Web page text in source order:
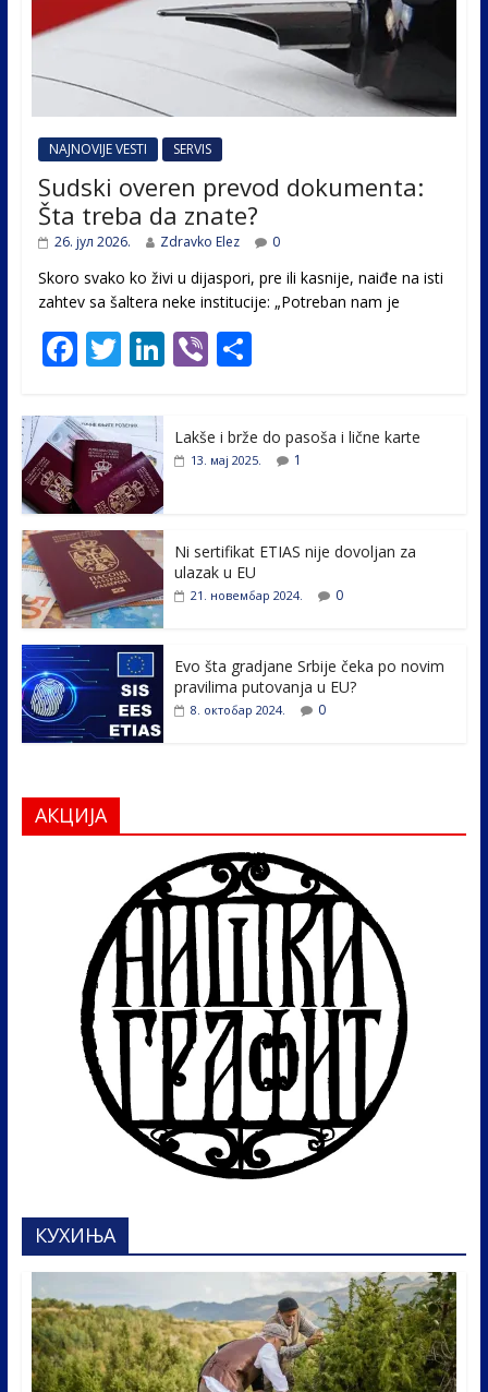
NAJNOVIJE VESTI SERVIS
Sudski overen prevod dokumenta:
Šta treba da znate?
26. јул 2026. Zdravko Elez 0
Skoro svako ko živi u dijaspori, pre ili kasnije, naiđe na isti
zahtev sa šaltera neke institucije: „Potreban nam je
F
e
b
o
o
k
T
itt
er
Li
e
Vi
er
S
ar
e
Lakše i brže do pasoša i lične karte
13. мај 2025. 1
Ni sertifikat ETIAS nije dovoljan za
ulazak u EU
21. новембар 2024. 0
Evo šta gradjane Srbije čeka po novim
pravilima putovanja u EU?
8. октобар 2024. 0
АКЦИЈА
КУХИЊА